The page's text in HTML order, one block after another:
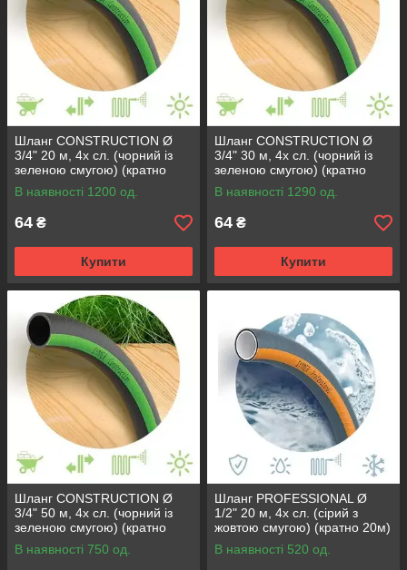
Шланг CONSTRUCTION Ø
3/4" 20 м, 4х сл. (чорний із
зеленою смугою) (кратно
20м) {20}
В наявності 1200 од.
64 ₴
Купити
Шланг CONSTRUCTION Ø
3/4" 30 м, 4х сл. (чорний із
зеленою смугою) (кратно
30м) {30}
В наявності 1290 од.
64 ₴
Купити
Шланг CONSTRUCTION Ø
3/4" 50 м, 4х сл. (чорний із
зеленою смугою) (кратно
50м) {50}
В наявності 750 од.
Шланг PROFESSIONAL Ø
1/2" 20 м, 4х сл. (сірий з
жовтою смугою) (кратно 20м)
{20}
В наявності 520 од.